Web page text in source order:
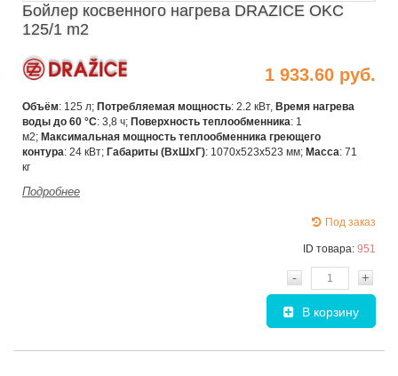
Бойлер косвенного нагрева DRAZICE OKC
125/1 m2
1 933.60 руб.
Объём: 125 л; Потребляемая мощность: 2.2 кВт, Время нагрева
воды до 60 °С: 3,8 ч; Поверхность теплообменника: 1
м2; Максимальная мощность теплообменника греющего
контура: 24 кВт; Габариты (ВхШхГ): 1070х523х523 мм; Масса: 71
кг
Подробнее
Под заказ
ID товара: 951
- +
В корзину